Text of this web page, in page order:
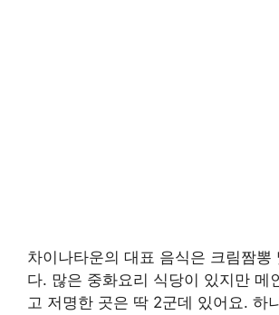
차이나타운의 대표 음식은 크림짬뽕
다. 많은 중화요리 식당이 있지만 메
고 저명한 곳은 딱 2군데 있어요. 하